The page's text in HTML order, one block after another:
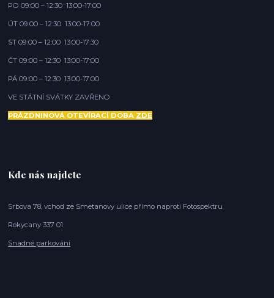
PO 09:00 – 12:30 13:00-17:00
ÚT 09:00 – 12:30 13:00-17:00
ST 09:00 – 12:00 13:00-17:30
ČT 09:00 – 12:30 13:00-17:00
PÁ 09:00 – 12:30 13:00-17:00
VE STÁTNÍ SVÁTKY ZAVŘENO
PRÁZDNINOVÁ OTEVÍRACÍ DOBA ZDE
Kde nás najdete
Srbova 78, vchod ze Smetanovy ulice přímo naproti Fotospektru
Rokycany 337 01
Snadné parkování